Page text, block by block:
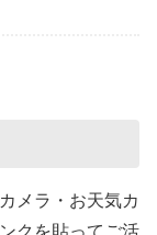
メラ・お天気カ